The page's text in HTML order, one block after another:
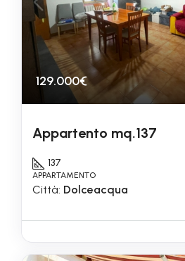
129.000€
Appartento mq.137
137
APPARTAMENTO
Città: Dolceacqua